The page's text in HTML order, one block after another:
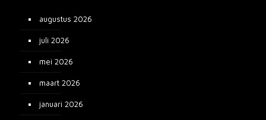
augustus 2026
juli 2026
mei 2026
maart 2026
januari 2026